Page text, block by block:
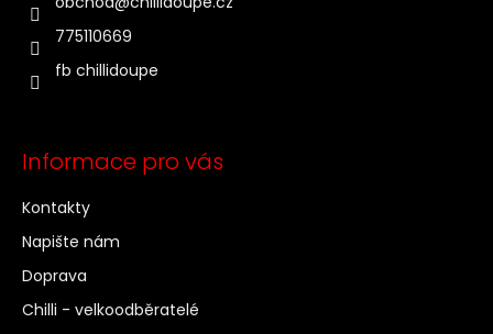
775110669
fb chillidoupe
Informace pro vás
Kontakty
Napište nám
Doprava
Chilli - velkoodběratelé